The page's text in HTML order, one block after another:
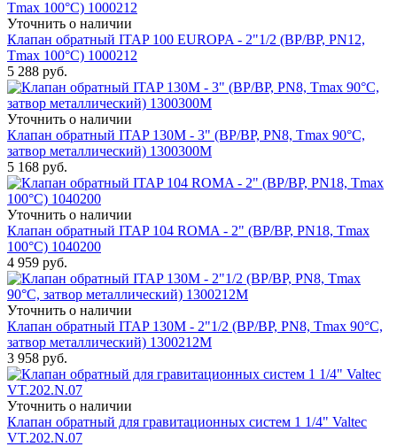
Уточнить о наличии
Клапан обратный ITAP 100 EUROPA - 2"1/2 (ВР/ВР, PN12,
Tmax 100°С) 1000212
5 288 руб.
Уточнить о наличии
Клапан обратный ITAP 130M - 3" (ВР/ВР, PN8, Tmax 90°C,
затвор металлический) 1300300M
5 168 руб.
Уточнить о наличии
Клапан обратный ITAP 104 ROMA - 2" (ВР/ВР, PN18, Tmax
100°С) 1040200
4 959 руб.
Уточнить о наличии
Клапан обратный ITAP 130M - 2"1/2 (ВР/ВР, PN8, Tmax 90°C,
затвор металлический) 1300212M
3 958 руб.
Уточнить о наличии
Клапан обратный для гравитационных систем 1 1/4" Valtec
VT.202.N.07